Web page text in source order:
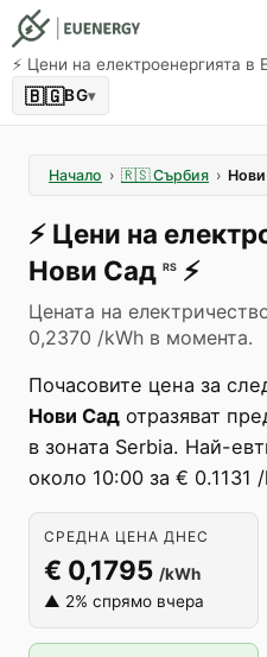
⚡️ Цени на електроенергията в
🇧🇬BG▾
Начало › 🇷🇸 Сърбия ›
⚡️ Цени на
Нови Сад RS ⚡️
Цената на
0,2370 /kWh в момента.
Почасовите цена за
Нови Сад отразяват
в зоната Serbia. Най-
около 10:00 за € 0.1131
СРЕДНА ЦЕНА ДНЕС
€ 0,1795 /kWh
▲ 2% спрямо вчера